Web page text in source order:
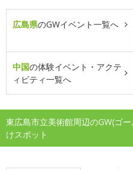
広島県のGWイベント一覧へ
中国の体験イベント・アクテ
ィビティ一覧へ
東広島市立美術館周辺のGW(ゴ
けスポット